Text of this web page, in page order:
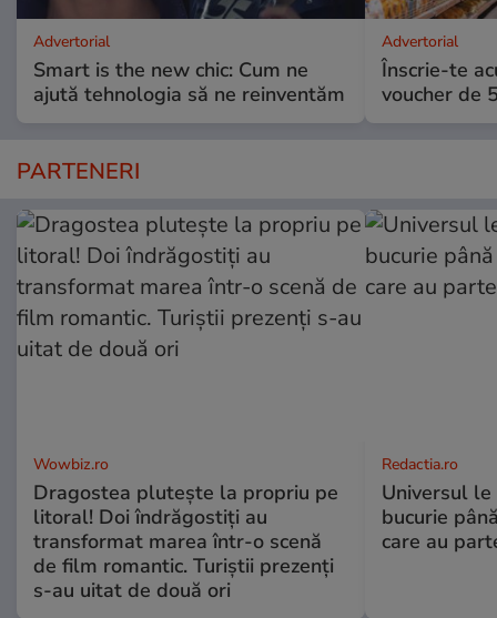
Advertorial
Smart is the new chic: Cum ne
ajută tehnologia să ne reinventăm
Advertorial
Înscrie-te
voucher de
PARTENERI
Wowbiz.ro
Dragostea plutește la propriu pe
litoral! Doi îndrăgostiți au
transformat marea într-o scenă
de film romantic. Turiștii prezenți
s-au uitat de două ori
Redactia.ro
Universul
bucurie
care au